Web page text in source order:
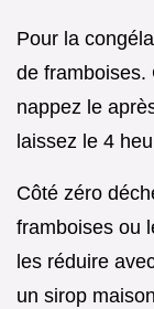
Pour la
de framboises.
nappez le
laissez le 4
Côté zéro
framboises ou
les réduire
un sirop